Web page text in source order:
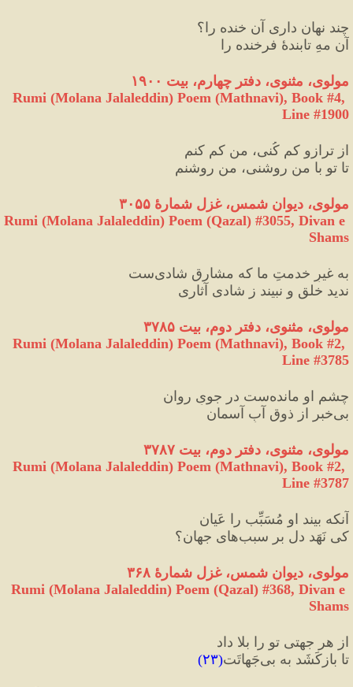
چند نهان داری آن خنده را؟
آن مهِ تابندهٔ فرخنده را
مولوی، مثنوی، دفتر چهارم، بیت ۱۹۰۰
Rumi (Molana Jalaleddin) Poem (Mathnavi), Book #4,
Line #1900
از ترازو کم کُنی، من کم کنم
تا تو با من روشنی، من روشنم
مولوی، دیوان شمس، غزل شمارهٔ ۳۰۵۵
Rumi (Molana Jalaleddin) Poem (Qazal) #3055, Divan e
Shams
به غیرِ خدمتِ ما که مشارقِ شادی‌ست
ندید خلق و نبیند ز شادی آثاری
مولوی، مثنوی، دفتر دوم، بیت ۳۷۸۵
Rumi (Molana Jalaleddin) Poem (Mathnavi), Book #2,
Line #3785
چشمِ او مانده‌ست در جویِ روان
بی‌خبر از ذوقِ آبِ آسمان
مولوی، مثنوی، دفتر دوم، بیت ۳۷۸۷
Rumi (Molana Jalaleddin) Poem (Mathnavi), Book #2,
Line #3787
آنکه بیند او مُسَبِّب را عَیان
کی نَهَد دل بر سبب‌های جهان؟
مولوی، دیوان شمس، غزل شمارهٔ ۳۶۸
Rumi (Molana Jalaleddin) Poem (Qazal) #368, Divan e
Shams
از هر جهتی تو را بلا داد
تا بازکَشَد به بی‌جَهاتَت
(۲۳)